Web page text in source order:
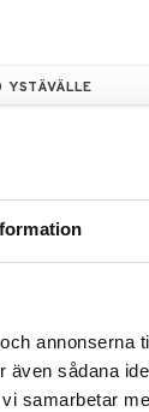
annonserna
sådana
samarbetar
YSTÄVÄLLE
-